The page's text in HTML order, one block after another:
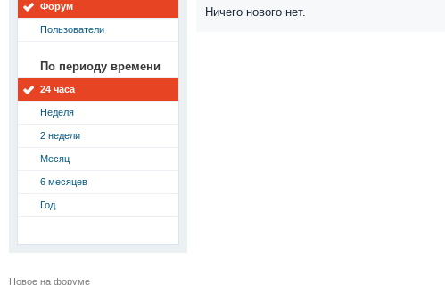
Форум
Пользователи
По периоду времени
24 часа
Неделя
2 недели
Месяц
6 месяцев
Год
Ничего нового нет.
Новое на форуме